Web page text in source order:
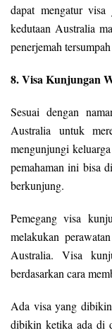
dapat mengatur
kedutaan Australia
penerjemah
8. Visa Kunjungan
Sesuai dengan
Australia untuk
mengunjungi
pemahaman ini bisa
berkunjung.
Pemegang visa
melakukan
Australia. Visa
berdasarkan cara
Ada visa yang
dibikin ketika ada di